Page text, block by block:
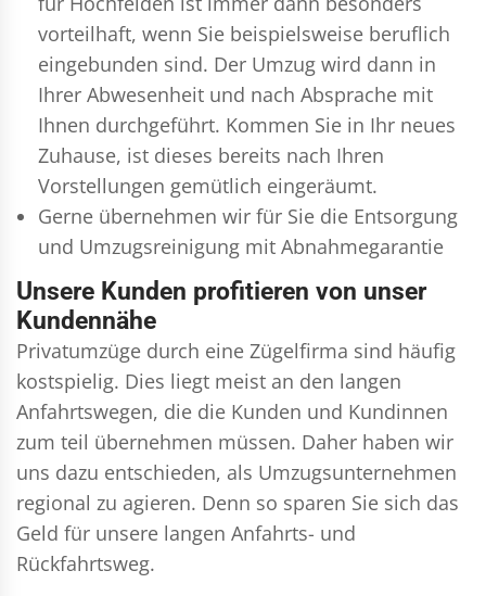
vorteilhaft, wenn Sie beispielsweise beruflich
eingebunden sind. Der Umzug wird dann in
Ihrer Abwesenheit und nach Absprache mit
Ihnen durchgeführt. Kommen Sie in Ihr neues
Zuhause, ist dieses bereits nach Ihren
Vorstellungen gemütlich eingeräumt.
Gerne übernehmen wir für Sie die Entsorgung
und Umzugsreinigung mit Abnahmegarantie
Unsere Kunden profitieren von unser
Kundennähe
Privatumzüge durch eine Zügelfirma sind häufig
kostspielig. Dies liegt meist an den langen
Anfahrtswegen, die die Kunden und Kundinnen
zum teil übernehmen müssen. Daher haben wir
uns dazu entschieden, als Umzugsunternehmen
regional zu agieren. Denn so sparen Sie sich das
Geld für unsere langen Anfahrts- und
Rückfahrtsweg.